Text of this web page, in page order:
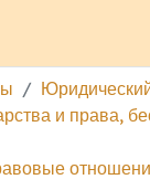
и права,